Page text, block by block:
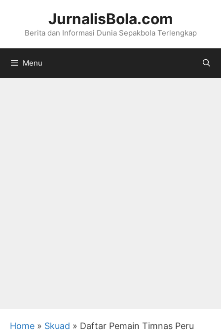
JurnalisBola.com
Berita dan Informasi Dunia Sepakbola Terlengkap
Menu
Home » Skuad » Daftar Pemain Timnas Peru